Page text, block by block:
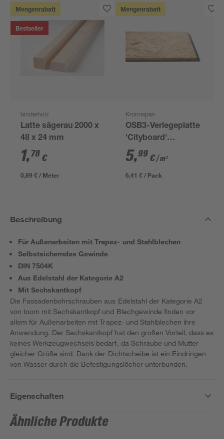
Mengenrabatt
Bestseller
binderholz
Latte sägerau 2000 x
48 x 24 mm
1,78 €
0,89 € / Meter
Mengenrabatt
Kronospan
OSB3-Verlegeplatte
'Cityboard'
ungeschliffen 1690 x
634 x 12 mm
5,99 €/ m²
6,41 € / Pack
Beschreibung
Für Außenarbeiten mit Trapez- und Stahlblechen
Selbstsicherndes Gewinde
DIN 7504K
Aus Edelstahl der Kategorie A2
Mit Sechskantkopf
Die Fassadenbohrschrauben aus Edelstahl der Kategorie A2
von toom mit Sechskantkopf und Blechgewinde finden vor
allem für Außenarbeiten mit Trapez- und Stahlblechen ihre
Anwendung. Der Sechskantkopf hat den großen Vorteil, dass es
keines Werkzeugwechsels bedarf, da Schraube und Mutter
gleicher Größe sind. Dank der Dichtscheibe ist ein Eindringen
von Wasser durch die Befestigungslöcher unterbunden.
Eigenschaften
Ähnliche Produkte